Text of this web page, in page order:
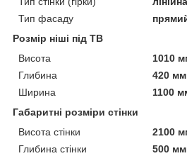
Тип фасаду
Розмір ніші під ТВ
Висота
1010
Глибина
420 мм
Ширина
1100
Габаритні розміри стінки
Висота стінки
2100
Глибина стінки
500 мм